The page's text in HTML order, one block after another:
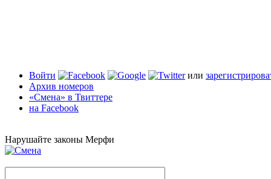
Войти или
Архив номеров
«Смена» в Твиттере
на Facebook
Нарушайте законы Мерфи